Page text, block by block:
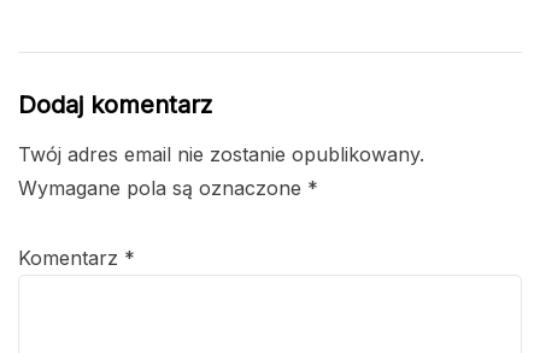
Dodaj komentarz
Twój adres email nie zostanie opublikowany.
Wymagane pola są oznaczone *
Komentarz *